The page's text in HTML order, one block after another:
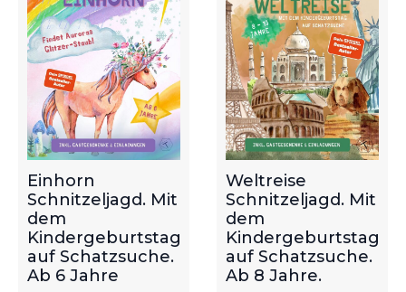
Einhorn
Schnitzeljagd. Mit
dem
Kindergeburtstag
auf Schatzsuche.
Ab 6 Jahre
Weltreise
Schnitzeljagd. Mit
dem
Kindergeburtstag
auf Schatzsuche.
Ab 8 Jahre.